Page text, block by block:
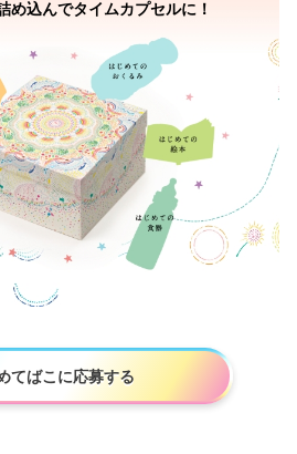
め込んでタイムカプセルに！
てばこに応募する